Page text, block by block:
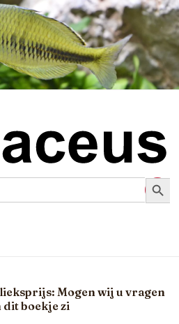
Mogen wij u vragen
boekje zi